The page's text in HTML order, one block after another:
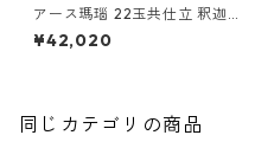
アース瑪瑙 22玉共仕立 釈迦凡
天
¥42,020
同じカテゴリの商品